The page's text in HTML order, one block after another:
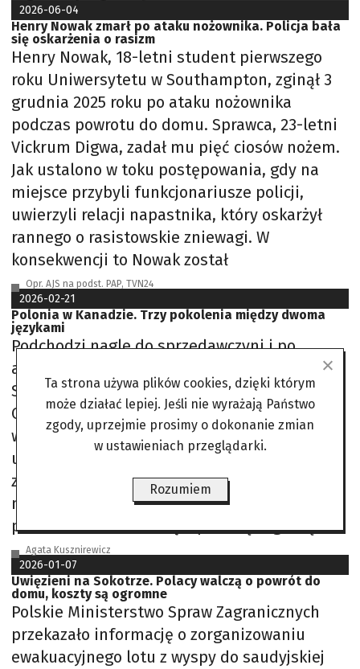
2026-06-04
Henry Nowak zmarł po ataku nożownika. Policja bała
się oskarżenia o rasizm
Henry Nowak, 18-letni student pierwszego
roku Uniwersytetu w Southampton, zginął 3
grudnia 2025 roku po ataku nożownika
podczas powrotu do domu. Sprawca, 23-letni
Vickrum Digwa, zadał mu pięć ciosów nożem.
Jak ustalono w toku postępowania, gdy na
miejsce przybyli funkcjonariusze policji,
uwierzyli relacji napastnika, który oskarżył
rannego o rasistowskie zniewagi. W
konsekwencji to Nowak został
Opr. AJS na podst. PAP, TVN24
2026-02-21
Polonia w Kanadzie. Trzy pokolenia między dwoma
językami
Podchodzi nagle do sprzedawczyni i po
angielsku pyta, czy ona mówi po polsku.
Sprzedawczyni kiwa twierdząco głową.
Chłopiec patrzy jej prosto w oczy i pewnie
wypala po polsku: „Czym chata bogata, co
ukradnie tata”. Sprzedawczyni,
zdezorientowana, uśmiecha się i zagaduje
malucha po polsku, czy rozumie, co
powiedział. Dziecko kręci przecząco głową.
Agata Kusznirewicz
2026-01-07
Uwięzieni na Sokotrze. Polacy walczą o powrót do
domu, koszty są ogromne
Polskie Ministerstwo Spraw Zagranicznych
przekazało informację o zorganizowaniu
ewakuacyjnego lotu z wyspy do saudyjskiej
Ta strona używa plików cookies, dzięki którym
może działać lepiej. Jeśli nie wyrażają Państwo
zgody, uprzejmie prosimy o dokonanie zmian
w ustawieniach przeglądarki.
Rozumiem